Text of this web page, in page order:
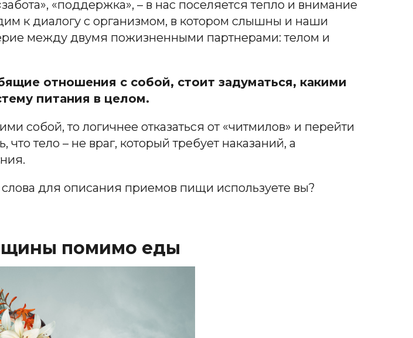
«поддержка», – в нас поселяется тепло и внимание
к диалогу с организмом, в котором слышны и наши
между двумя пожизненными партнерами: телом и
отношения с собой, стоит задуматься, какими
питания в целом.
собой, то логичнее отказаться от «читмилов» и перейти
тело – не враг, который требует наказаний, а
для описания приемов пищи используете вы?
помимо еды